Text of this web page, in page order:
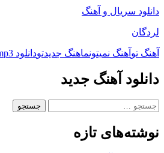
دانلود سریال و آهنگ
لردگان
آهنگ تو آهنگ نمیتونماهنگ جدیدتودانلود mp3
دانلود آهنگ جدید
جستجو
نوشته‌های تازه